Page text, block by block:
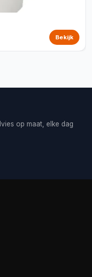
Bekijk
op maat, elke dag